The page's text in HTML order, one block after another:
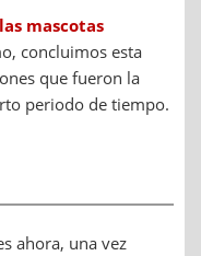
mascotas
concluimos esta
que fueron la
periodo de tiempo.
ahora, una vez